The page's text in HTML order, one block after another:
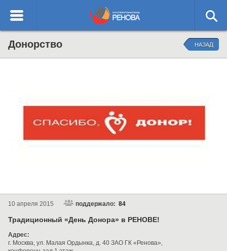
Донорство НАЗАД
10 апреля 2015 поддержало:84
Традиционный «День Донора» в РЕНОВЕ!
Адрес:
г. Москва, ул. Малая Ордынка, д. 40 ЗАО ГК «Ренова»,
English
О ФОНДЕ